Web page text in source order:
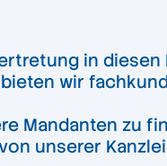
in
wir
Mandanten zu
unserer